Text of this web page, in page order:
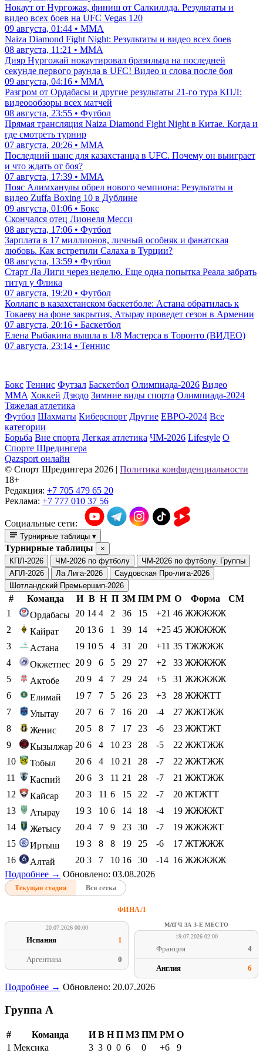
Нокаут от Нургожая, финиш от Салкиллда. Результаты и
видео всех боев на UFC Vegas 120
09 августа, 01:44 • ММА
Naiza Diamond Fight Night: Результаты и видео всех боев
08 августа, 11:21 • ММА
Дияр Нургожай нокаутировал бразильца на последней
секунде первого раунда в UFC! Видео и слова после боя
09 августа, 04:16 • ММА
Разгром от Ордабасы и другие результаты 21-го тура КПЛ:
видеоообзоры всех матчей
08 августа, 23:55 • Футбол
Прямая трансляция Naiza Diamond Fight Night в Китае. Когда и
где смотреть турнир
07 августа, 20:26 • ММА
Последний шанс для казахстанца в UFC. Почему он выиграет
и что ждать от боя?
07 августа, 17:39 • ММА
Пояс Алимханулы обрел нового чемпиона: Результаты и
видео Zuffa Boxing 10 в Дублине
09 августа, 01:06 • Бокс
Скончался отец Лионеля Месси
08 августа, 17:06 • Футбол
Зарплата в 17 миллионов, личный особняк и фанатская
любовь. Как встретили Салаха в Турции?
08 августа, 13:59 • Футбол
Старт Ла Лиги через неделю. Еще одна попытка Реала забрать
титул у Флика
07 августа, 19:20 • Футбол
Коллапс в казахстанском баскетболе: Астана обратилась к
Токаеву на фоне закрытия, Атырау проведет сезон в Армении
07 августа, 20:16 • Баскетбол
Елена Рыбакина вышла в 1/8 Мастерса в Торонто (ВИДЕО)
07 августа, 23:14 • Теннис
Бокс Теннис Футзал Баскетбол Олимпиада-2026 Видео
ММА Хоккей Дзюдо Зимние виды спорта Олимпиада-2024
Тяжелая атлетика
Футбол Шахматы Киберспорт Другие ЕВРО-2024 Все
категории
Борьба Вне спорта Легкая атлетика ЧМ-2026 Lifestyle О
Спорте Шредингера
Qazsport онлайн
© Cпорт Шредингера 2026 | Политика конфиденциальности
18+
Редакция: +7 705 479 65 20
Реклама: +7 777 010 37 56
Социальные сети:
Турнирные таблицы ▾
Турнирные таблицы
×
КПЛ-2026
ЧМ-2026 по футболу
ЧМ-2026 по футболу. Группы
АПЛ-2026
Ла Лига-2026
Саудовская Про-лига-2026
Шотландский Премьершип-2026
# Команда И В Н П ЗМ ПМ РМ О Форма
СМ
1
Ордабасы 20 14 4 2 36 15 +21 46 ЖЖЖЖЖ
2
Кайрат 20 13 6 1 39 14 +25 45 ЖЖЖЖЖ
3
Астана 19 10 5 4 31 20 +11 35 ТЖЖЖЖ
4
Окжетпес 20 9 6 5 29 27 +2 33 ЖЖЖЖЖ
5
Актобе 20 9 4 7 29 24 +5 31 ЖЖЖЖЖ
6
Елимай 19 7 7 5 26 23 +3 28 ЖЖЖТТ
7
Улытау 20 7 6 7 16 20 -4 27 ЖЖТЖЖ
8
Женис 20 5 8 7 17 23 -6 23 ЖЖТЖТ
9
Кызылжар 20 6 4 10 23 28 -5 22 ЖЖТЖЖ
10
Тобыл 20 6 4 10 21 28 -7 22 ЖЖТЖЖ
11
Каспий 20 6 3 11 21 28 -7 21 ЖЖТЖЖ
12
Кайсар 20 3 11 6 15 22 -7 20 ЖТЖТТ
13
Атырау 19 3 10 6 14 18 -4 19 ЖЖЖЖТ
14
Жетысу 20 4 7 9 23 30 -7 19 ЖЖЖЖТ
15
Иртыш 19 3 8 8 19 25 -6 17 ЖТЖЖЖ
16
Алтай 20 3 7 10 16 30 -14 16 ЖЖЖЖЖ
Подробнее → Обновлено: 03.08.2026
Текущая стадия Вся сетка
ФИНАЛ
20.07.2026 00:00
Испания 1
Аргентина 0
МАТЧ ЗА 3-Е МЕСТО
19.07.2026 02:00
Франция 4
Англия 6
Подробнее → Обновлено: 20.07.2026
Группа A
# Команда И В Н П МЗ ПМ РМ О
1 Мексика 3 3 0 0 6 0 +6 9